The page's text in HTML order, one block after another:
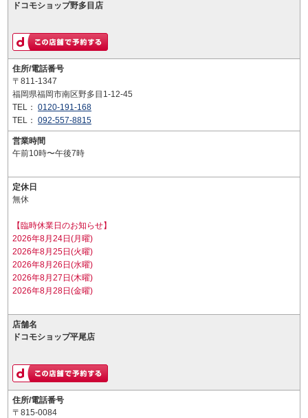
ドコモショップ野多目店
住所/電話番号
〒811-1347
福岡県福岡市南区野多目1-12-45
TEL： 0120-191-168
TEL： 092-557-8815
営業時間
午前10時〜午後7時
定休日
無休
【臨時休業日のお知らせ】
2026年8月24日(月曜)
2026年8月25日(火曜)
2026年8月26日(水曜)
2026年8月27日(木曜)
2026年8月28日(金曜)
店舗名
ドコモショップ平尾店
住所/電話番号
〒815-0084